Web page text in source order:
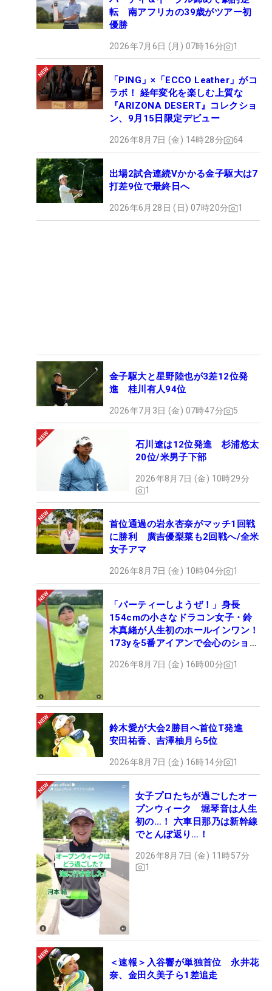
転 南アフリカの39歳がツアー初
優勝
2026年7月6日 (月) 07時16分 1
「PING」×「ECCO Leather」がコ
ラボ！ 経年変化を楽しむ上質な
『ARIZONA DESERT』コレクショ
ン、9月15日限定デビュー
2026年8月7日 (金) 14時28分 64
出場2試合連続Vかかる金子駆大は7
打差9位で最終日へ
2026年6月28日 (日) 07時20分 1
金子駆大と星野陸也が3差12位発
進 桂川有人94位
2026年7月3日 (金) 07時47分 5
石川遼は12位発進 杉浦悠太
20位/米男子下部
2026年8月7日 (金) 10時29分
1
首位通過の岩永杏奈がマッチ1回戦
に勝利 廣吉優梨菜も2回戦へ/全米
女子アマ
2026年8月7日 (金) 10時04分 1
「パーティーしようぜ！」身長
154cmの小さなドラコン女子・鈴
木真緒が人生初のホールインワン！
173yを5番アイアンで会心のショッ
2026年8月7日 (金) 16時00分 1
鈴木愛が大会2勝目へ首位T発進
安田祐香、吉澤柚月ら5位
2026年8月7日 (金) 16時14分 1
女子プロたちが過ごしたオー
プンウィーク 堀琴音は人生
初の…！ 六車日那乃は新幹線
でとんぼ返り…！
2026年8月7日 (金) 11時57分
1
＜速報＞入谷響が単独首位 永井花
奈、金田久美子ら1差追走